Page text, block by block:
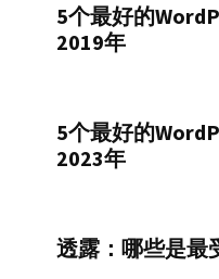
5个最好的
2019年
5个最好的
2023年
透露：哪些是最